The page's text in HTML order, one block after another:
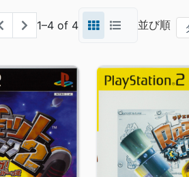
1–4 of 4 並び順